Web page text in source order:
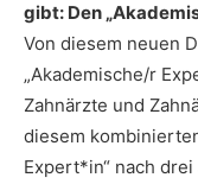
gibt: Den
Von diesem neuen
„Akademische/r
Zahnärzte und
diesem
Expert*in“ nach